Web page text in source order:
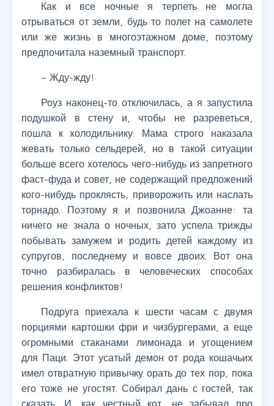
Как и все ночные я терпеть не могла
отрываться от земли, будь то полет на самолете
или же жизнь в многоэтажном доме, поэтому
предпочитала наземный транспорт.
– Жду-жду!
Роуз наконец-то отключилась, а я запустила
подушкой в стену и, чтобы не разреветься,
пошла к холодильнику. Мама строго наказала
жевать только сельдерей, но в такой ситуации
больше всего хотелось чего-нибудь из запретного
фаст-фуда и совет, не содержащий предложений
кого-нибудь проклясть, приворожить или наслать
торнадо. Поэтому я и позвонила Джоанне: та
ничего не знала о ночных, зато успела трижды
побывать замужем и родить детей каждому из
супругов, последнему и вовсе двоих. Вот она
точно разбиралась в человеческих способах
решения конфликтов!
Подруга приехала к шести часам с двумя
порциями картошки фри и чизбургерами, а еще
огромными стаканами лимонада и угощением
для Паци. Этот усатый демон от рода кошачьих
имел отвратную привычку орать до тех пор, пока
его тоже не угостят. Собирал дань с гостей, так
сказать. И, как честный кот, не забывал про